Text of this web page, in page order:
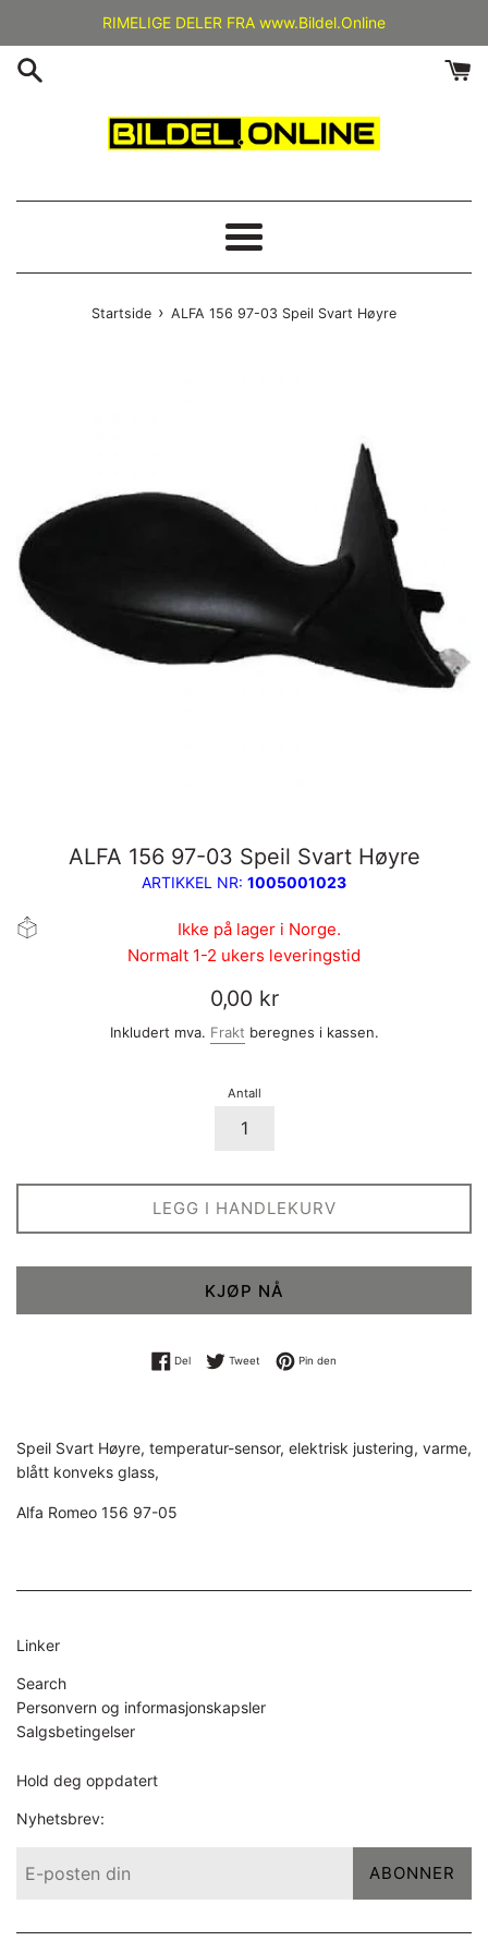
innholdet
RIMELIGE DELER FRA www.Bildel.Online
Meny
Startside › ALFA 156 97-03 Speil Svart Høyre
ALFA 156 97-03 Speil Svart Høyre
ARTIKKEL NR: 1005001023
Ikke på lager i Norge.
Normalt 1-2 ukers leveringstid
Vanlig
pris
0,00 kr
Inkludert mva. Frakt beregnes i kassen.
Antall
LEGG I HANDLEKURV
KJØP NÅ
DelDel på Facebook
Tweet Tweet på Twitter
Pin den
Speil Svart Høyre, temperatur-sensor, elektrisk justering, varme,
blått konveks glass,
Alfa Romeo 156 97-05
Linker
Search
Personvern og informasjonskapsler
Salgsbetingelser
Hold deg oppdatert
Nyhetsbrev:
ABONNER